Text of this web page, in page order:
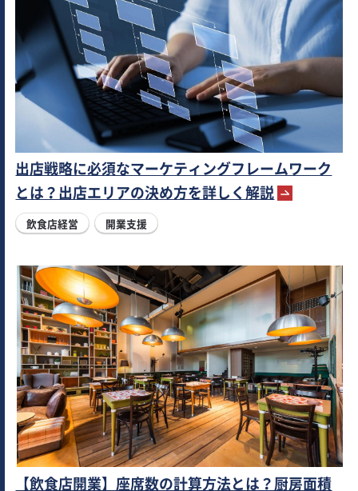
出店戦略に必須なマーケティングフレームワーク
とは？出店エリアの決め方を詳しく解説
飲食店経営 開業支援
【飲食店開業】座席数の計算方法とは？厨房面積